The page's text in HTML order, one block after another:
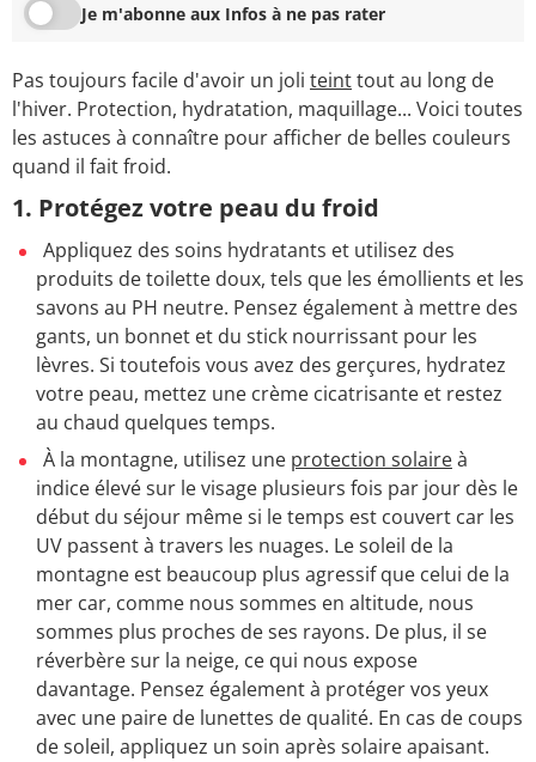
Je m'abonne aux Infos à ne pas rater
Pas toujours facile d'avoir un joli teinttout au long de
l'hiver. Protection, hydratation, maquillage... Voici toutes
les astuces à connaître pour afficher de belles couleurs
quand il fait froid.
1. Protégez votre peau du froid
Appliquez des soins hydratants et utilisez des
produits de toilette doux, tels que les émollients et les
savons au PH neutre. Pensez également à mettre des
gants, un bonnet et du stick nourrissant pour les
lèvres. Si toutefois vous avez des gerçures, hydratez
votre peau, mettez une crème cicatrisante et restez
au chaud quelques temps.
À la montagne, utilisez une protection solaireà
indice élevé sur le visage plusieurs fois par jour dès le
début du séjour même si le temps est couvert car les
UV passent à travers les nuages. Le soleil de la
montagne est beaucoup plus agressif que celui de la
mer car, comme nous sommes en altitude, nous
sommes plus proches de ses rayons. De plus, il se
réverbère sur la neige, ce qui nous expose
davantage. Pensez également à protéger vos yeux
avec une paire de lunettes de qualité. En cas de coups
de soleil, appliquez un soin après solaire apaisant.